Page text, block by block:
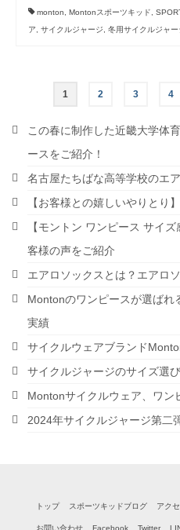
monton Montonスポーツキッド
ア
サイクルジャージ 冬用サイクルジャー
稿
の
ペ
ー
ジ
送
り
1 2 3 4
この春に制作した近畿大学体
ースをご紹介！
名古屋たちばな高等学校のエ
【お客様との嬉しいやりとり
【モントン ワンピース サイ
客様の声をご紹介
エアロソックスとは？エアロ
Montonのワンピースが選ば
実績
サイクルウェアブランド
サイクルジャージのサイズ選
Montonサイクルウェア、ワン
2024年サイクルジャージ第二
トップ スポーツキッドブログ アク
お問い合わせ Facebook Twitter